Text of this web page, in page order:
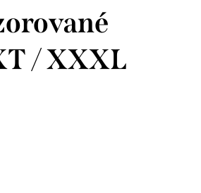
/ XXXL